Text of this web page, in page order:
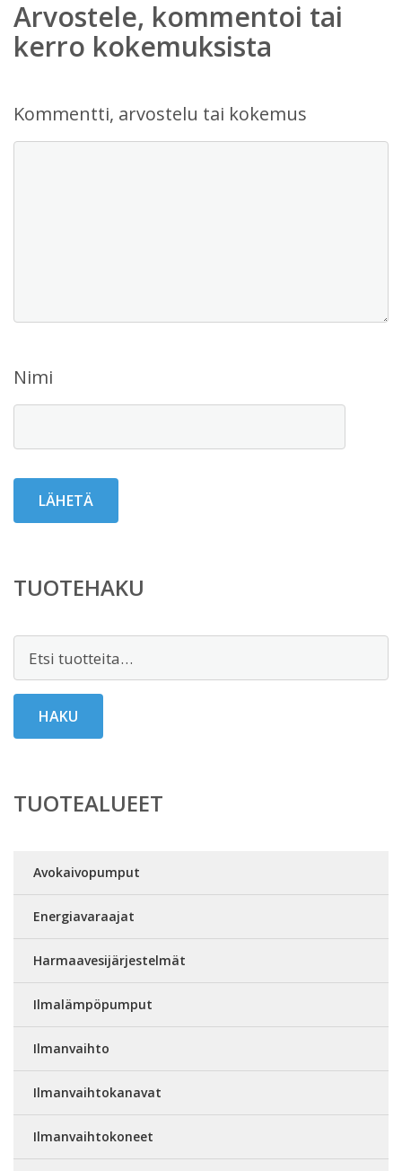
Arvostele, kommentoi tai
kerro kokemuksista
Kommentti, arvostelu tai kokemus
Nimi
TUOTEHAKU
HAKU
TUOTEALUEET
Avokaivopumput
Energiavaraajat
Harmaavesijärjestelmät
Ilmalämpöpumput
Ilmanvaihto
Ilmanvaihtokanavat
Ilmanvaihtokoneet